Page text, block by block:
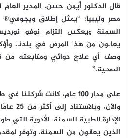
قال الدكتور أيمن حسن، المدير
مصر وليبيا: “يمثل إطلاق
السمنة ويعكس التزام نوفو
يعانون من هذا المرض في بلدنا.
وصف أي علاج دوائي ومتابعته
الصحية.”
على مدار 100 عام، كانت
والآن،
الإدارة الطبية للسمنة. الأدوية التي
الذين يعانون من السمنة، وتوفر